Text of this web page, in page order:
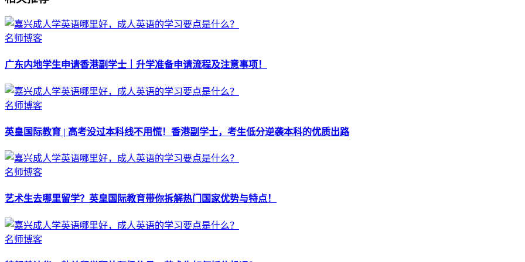
名师博客
广东内地学生申请香港副学士｜升学准备申请流程及注意事项！
名师博客
英皇国际教育 | 高考没过本科线不用慌！香港副学士，考生低分逆袭本科的优质出路
名师博客
艺术生去哪里留学？英皇国际教育带你拆解热门国家优势与特点！
名师博客